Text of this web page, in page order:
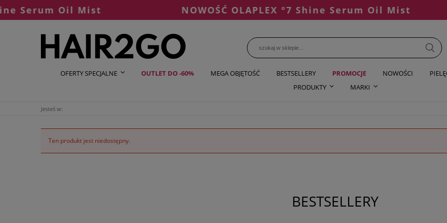
Serum Oil Mist NOWOŚĆ OLAPLEX °7 Shine Serum Oil Mist
OFERTY SPECJALNE OUTLET DO -60% MEGA OBJĘTOŚĆ BESTSELLERY PROMOCJE NOWOŚCI
PRODUKTY
MARKI
Jesteś w:
Ten produkt jest niedostępny.
BESTSELLERY